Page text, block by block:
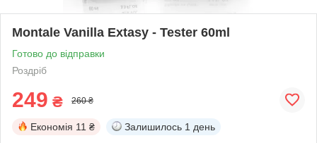
Montale Vanilla Extasy - Tester 60ml
Готово до відправки
Роздріб
249 ₴ 260 ₴
Економія 11 ₴ Залишилось 1 день